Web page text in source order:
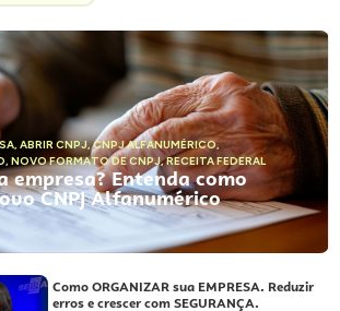
, ABRIR CNPJ,CNPJ ALFANUMÉRICO,
, NOVO FORMATO DE CNPJ,RECEITA FEDERAL
empresa? Entenda como
CNPJ Alfanumérico
Como ORGANIZAR sua EMPRESA. Reduzir
erros e crescer com SEGURANÇA.